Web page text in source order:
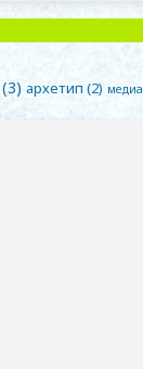
(3) архетип (2) медиа